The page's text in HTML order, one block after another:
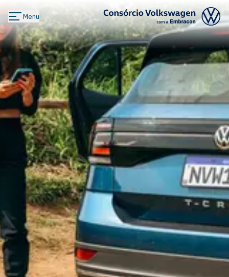
Menu
Logo Consórcio Volkswagen com